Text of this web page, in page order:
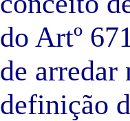
do Artº
de arredar
definição